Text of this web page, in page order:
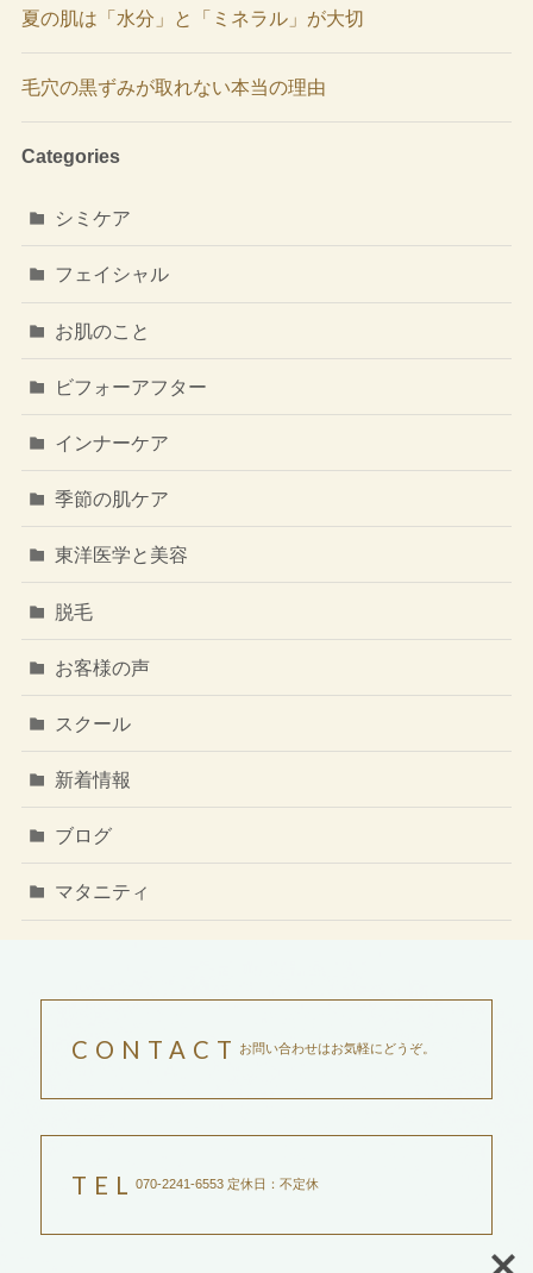
夏の肌は「水分」と「ミネラル」が大切
毛穴の黒ずみが取れない本当の理由
Categories
シミケア
フェイシャル
お肌のこと
ビフォーアフター
インナーケア
季節の肌ケア
東洋医学と美容
脱毛
お客様の声
スクール
新着情報
ブログ
マタニティ
CONTACT お問い合わせはお気軽にどうぞ。
TEL 070-2241-6553 定休日：不定休